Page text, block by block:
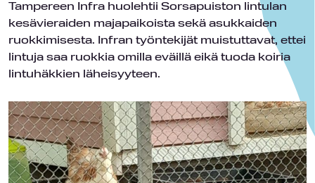
Tampereen Infra huolehtii Sorsapuiston lintulan
kesävieraiden majapaikoista sekä asukkaiden
ruokkimisesta. Infran työntekijät muistuttavat, ettei
lintuja saa ruokkia omilla eväillä eikä tuoda koiria
lintuhäkkien läheisyyteen.